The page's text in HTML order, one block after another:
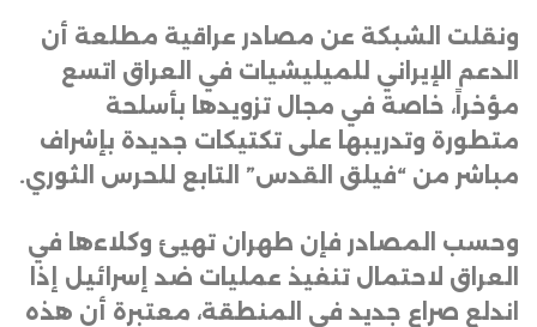
ونقلت الشبكة عن مصادر عراقية مطلعة أن
الدعم الإيراني للميليشيات في العراق اتسع
مؤخراً، خاصة في مجال تزويدها بأسلحة
متطورة وتدريبها على تكتيكات جديدة بإشراف
مباشر من “فيلق القدس” التابع للحرس الثوري.
وحسب المصادر فإن طهران تهيئ وكلاءها في
العراق لاحتمال تنفيذ عمليات ضد إسرائيل إذا
اندلع صراع جديد في المنطقة، معتبرة أن هذه